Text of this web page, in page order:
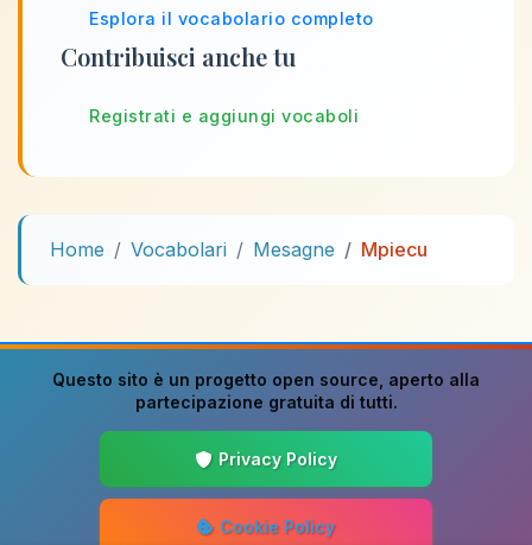
Esplora il vocabolario completo
Contribuisci anche tu
Registrati e aggiungi vocaboli
Home Vocabolari Mesagne Mpiecu
Questo sito è un progetto open source , aperto alla
partecipazione gratuita di tutti.
Privacy Policy
Cookie Policy